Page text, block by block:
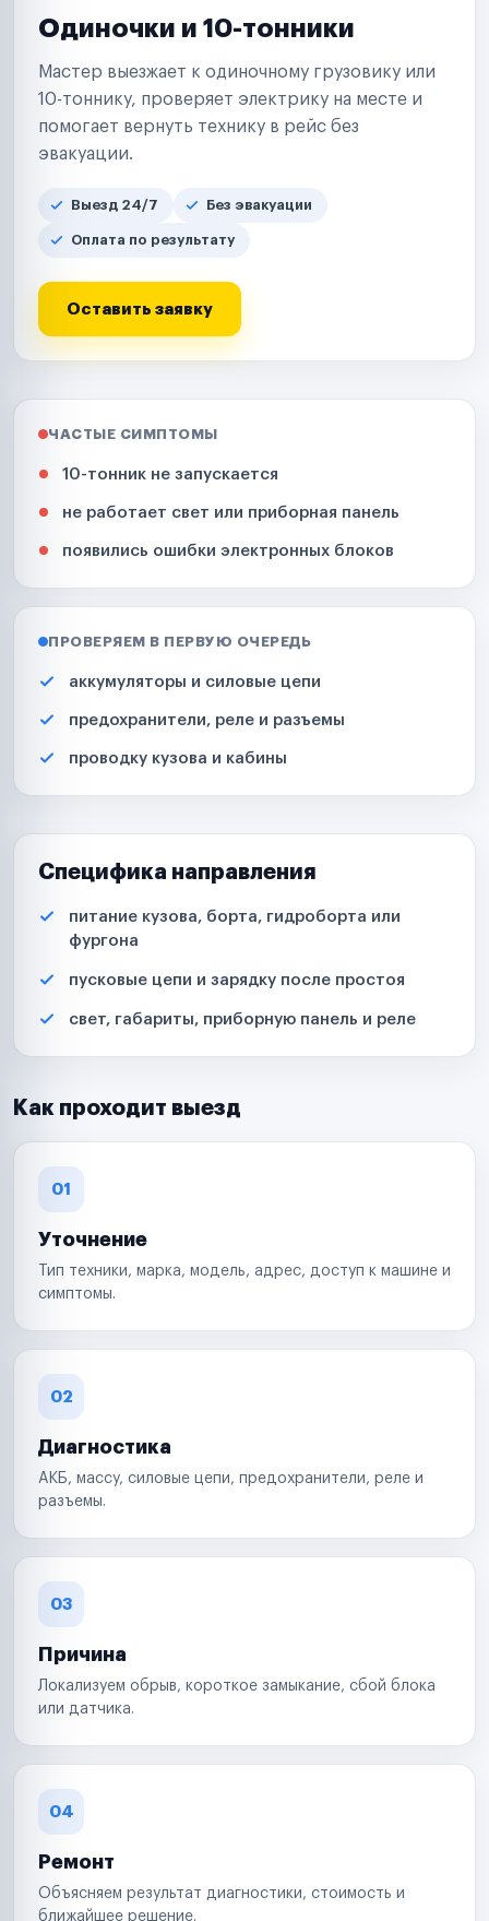
Одиночки и 10-тонники
Мастер выезжает к одиночному грузовику или
10-тоннику, проверяет электрику на месте и
помогает вернуть технику в рейс без
эвакуации.
Выезд 24/7 Без эвакуации
Оплата по результату
Оставить заявку
ЧАСТЫЕ СИМПТОМЫ
10-тонник не запускается
не работает свет или приборная панель
появились ошибки электронных блоков
ПРОВЕРЯЕМ В ПЕРВУЮ ОЧЕРЕДЬ
аккумуляторы и силовые цепи
предохранители, реле и разъемы
проводку кузова и кабины
Специфика направления
питание кузова, борта, гидроборта или
фургона
пусковые цепи и зарядку после простоя
свет, габариты, приборную панель и реле
Как проходит выезд
01
Уточнение
Тип техники, марка, модель, адрес, доступ к машине и
симптомы.
02
Диагностика
АКБ, массу, силовые цепи, предохранители, реле и
разъемы.
03
Причина
Локализуем обрыв, короткое замыкание, сбой блока
или датчика.
04
Ремонт
Объясняем результат диагностики, стоимость и
ближайшее решение.